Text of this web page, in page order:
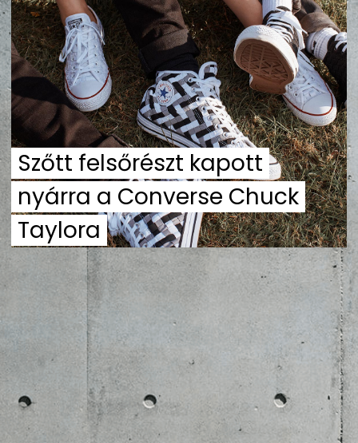
KULT
UTCA
ZENE
MÉDIAAJÁNLAT
IMPRESSZUM
PR-ARCHÍVUM
ADATKEZELÉSI TÁJÉKOZTATÓ
Szőtt felsőrészt kapott
nyárra a Converse Chuck
Taylora